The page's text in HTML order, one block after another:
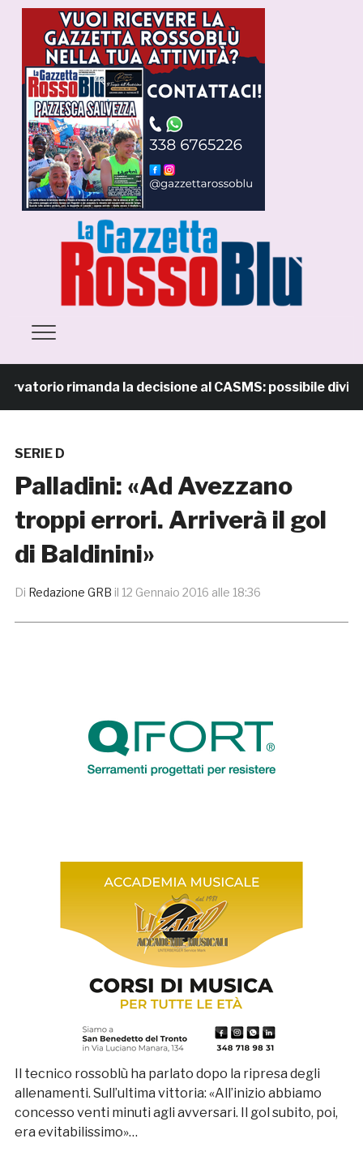
rimanda la decisione al CASMS: possibile divieto
SERIE D
Palladini: «Ad Avezzano
troppi errori. Arriverà il gol
di Baldinini»
Di Redazione GRB il 12 Gennaio 2016 alle 18:36
Il tecnico rossoblù ha parlato dopo la ripresa degli
allenamenti. Sull’ultima vittoria: «All’inizio abbiamo
concesso venti minuti agli avversari. Il gol subito, poi,
era evitabilissimo»…